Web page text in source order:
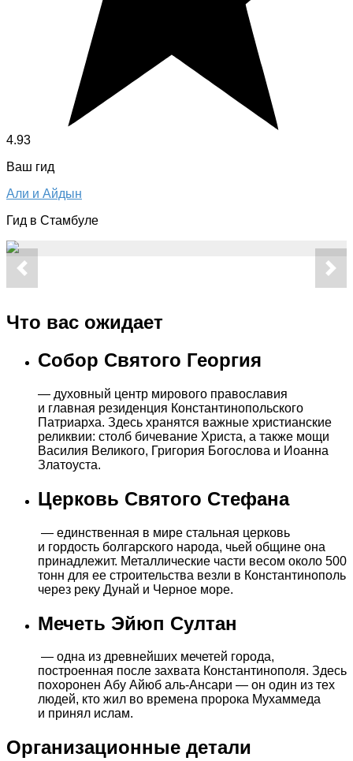
4.93
Ваш гид
Али и Айдын
Гид в Стамбуле
Что вас ожидает
Собор Святого Георгия
— духовный центр мирового православия
и главная резиденция Константинопольского
Патриарха. Здесь хранятся важные христианские
реликвии: столб бичевание Христа, а также мощи
Василия Великого, Григория Богослова и Иоанна
Златоуста.
Церковь Святого Стефана
— единственная в мире стальная церковь
и гордость болгарского народа, чьей общине она
принадлежит. Металлические части весом около 500
тонн для ее строительства везли в Константинополь
через реку Дунай и Черное море.
Мечеть Эйюп Султан
— одна из древнейших мечетей города,
построенная после захвата Константинополя. Здесь
похоронен Абу Айюб аль-Ансари — он один из тех
людей, кто жил во времена пророка Мухаммеда
и принял ислам.
Организационные детали